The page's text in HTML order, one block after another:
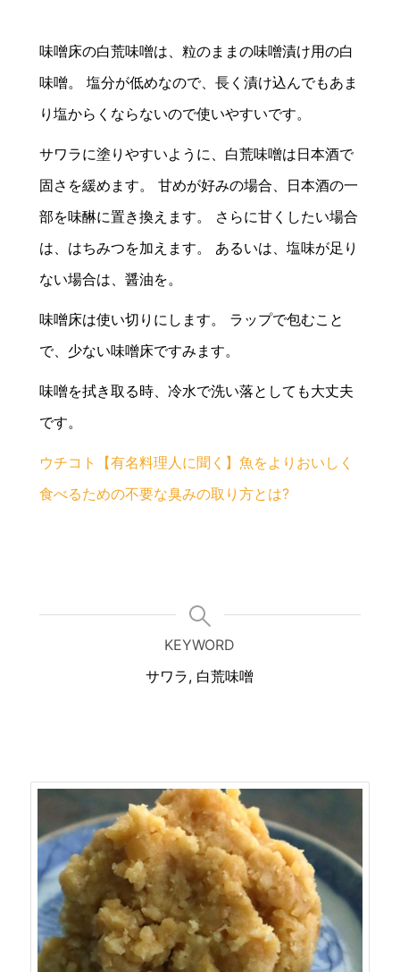
味噌床の白荒味噌は、粒のままの味噌漬け用の白
味噌。
塩分が低めなので、長く漬け込んでもあま
り塩からくならないので使いやすいです。
サワラに塗りやすいように、白荒味噌は日本酒で
固さを緩めます。
甘めが好みの場合、日本酒の一
部を味醂に置き換えます。
さらに甘くしたい場合
は、はちみつを加えます。
あるいは、塩味が足り
ない場合は、醤油を。
味噌床は使い切りにします。
ラップで包むこと
で、少ない味噌床ですみます。
味噌を拭き取る時、冷水で洗い落としても大丈夫
です。
ウチコト【有名料理人に聞く】魚をよりおいしく
食べるための不要な臭みの取り方とは?
KEYWORD
サワラ, 白荒味噌